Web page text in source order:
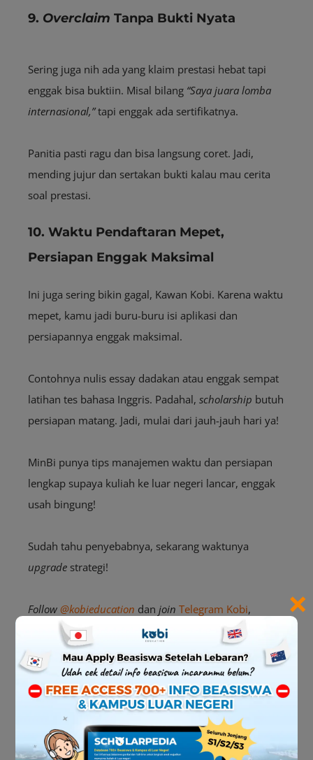
9. Overclaim Tanpa Bukti Nyata
×
Sering juga nih ada yang klaim prestasi hebat tapi
enggak bisa buktiin. Misal bilang “Saya juara lomba
internasional,”tapi enggak ada sertifikatnya.
Panitia pasti ragu dan bisa langsung coret. Jadi,
mending jujur dan sertakan bukti kalau mau cerita
soal prestasi.
10. Waktu Pendaftaran Mepet,
Persiapan Enggak Maksimal
Ini juga sering bikin gagal, Kawan Kobi. Karena waktu
mepet, kamu jadi buru-buru isi aplikasi dan
persiapannya enggak maksimal.
Contohnya nulis essay dadakan atau enggak sempat
latihan tes bahasa Inggris. Padahal, scholarship butuh
persiapan matang. Jadi, mulai dari jauh-jauh hari ya!
MinBi punya tips manajemen waktu dan persiapan
lengkap supaya kuliah ke luar negeri lancar, enggak
usah bingung!
Sudah tahu penyebabnya, sekarang waktunya
upgrade strategi!
Follow @kobieducation dan join Telegram Kobi,
karena banyak
penting yang bisa bantu kamu
lolos beasiswa impian.
Baca Juga Artikel Ini:10 Langkah Menulis
Research Proposal Beasiswa Study Abroad!